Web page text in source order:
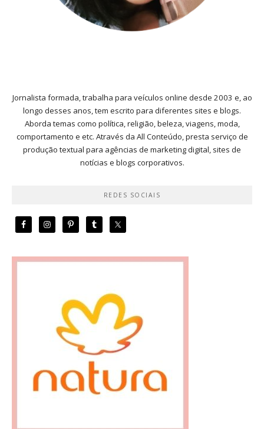
Jornalista formada, trabalha para veículos online desde 2003 e, ao
longo desses anos, tem escrito para diferentes sites e blogs.
Aborda temas como política, religião, beleza, viagens, moda,
comportamento e etc. Através da All Conteúdo, presta serviço de
produção textual para agências de marketing digital, sites de
notícias e blogs corporativos.
REDES SOCIAIS